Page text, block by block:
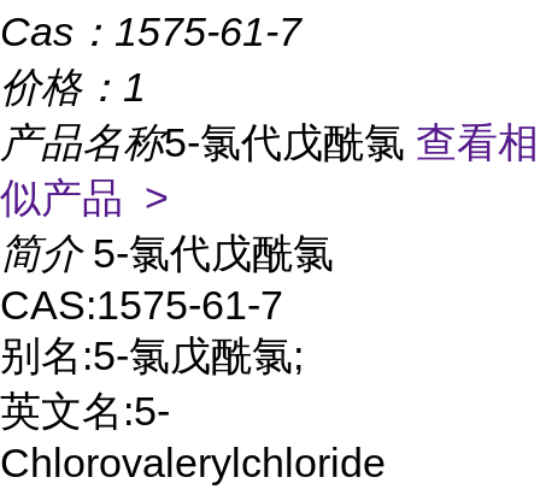
Cas： 1575-61-7
价格： 1
产品名称5-氯代戊酰氯 查看相
似产品 >
简介 5-氯代戊酰氯
CAS:1575-61-7
别名:5-氯戊酰氯;
英文名:5-
Chlorovalerylchloride